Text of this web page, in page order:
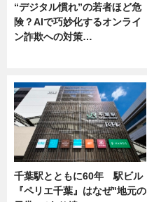
“デジタル慣れ”の若者ほど危
険？AIで巧妙化するオンライ
ン詐欺への対策…
千葉駅とともに60年 駅ビル
『ペリエ千葉』はなぜ"地元の